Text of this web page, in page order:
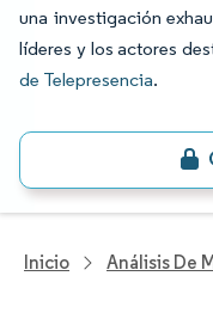
una investigación
líderes y los actores
de Telepresencia.
Inicio Análisis De